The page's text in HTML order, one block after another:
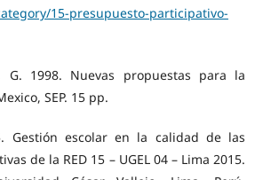
15-presupuesto-participativo-
G. 1998. Nuevas propuestas para la
SEP. 15 pp.
Gestión escolar en la calidad de las
de la RED 15 – UGEL 04 – Lima 2015.